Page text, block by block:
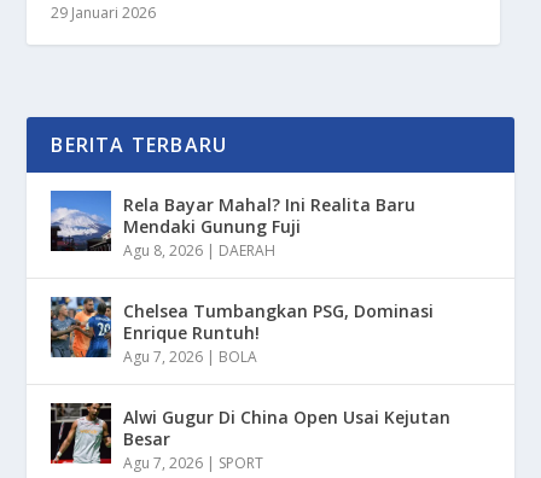
29 Januari 2026
BERITA TERBARU
Rela Bayar Mahal? Ini Realita Baru
Mendaki Gunung Fuji
Agu 8, 2026 | DAERAH
Chelsea Tumbangkan PSG, Dominasi
Enrique Runtuh!
Agu 7, 2026 | BOLA
Alwi Gugur Di China Open Usai Kejutan
Besar
Agu 7, 2026 | SPORT